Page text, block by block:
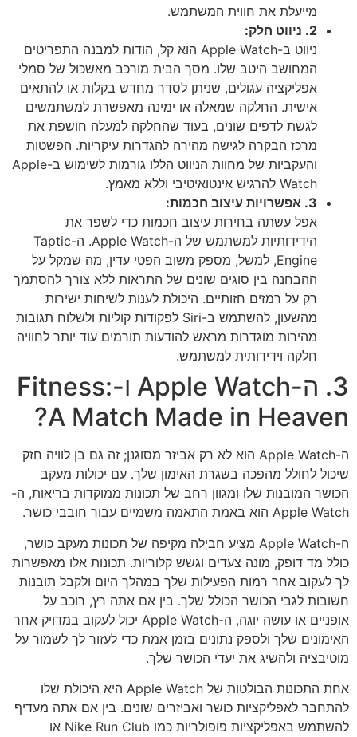
מייעלת את חווית המשתמש.
2. ניווט חלק:
ניווט ב-Apple Watch הוא קל, הודות למבנה התפריטים
המחושב היטב שלו. מסך הבית מורכב מאשכול של סמלי
אפליקציה עגולים, שניתן לסדר מחדש בקלות או להתאים
אישית. החלקה שמאלה או ימינה מאפשרת למשתמשים
לגשת לדפים שונים, בעוד שהחלקה למעלה חושפת את
מרכז הבקרה לגישה מהירה להגדרות עיקריות. הפשטות
והעקביות של מחוות הניווט הללו גורמות לשימוש ב-Apple
Watch להרגיש אינטואיטיבי וללא מאמץ.
3. אפשרויות עיצוב חכמות:
אפל עשתה בחירות עיצוב חכמות כדי לשפר את
הידידותיות למשתמש של ה-Apple Watch. ה-Taptic
Engine, למשל, מספק משוב הפטי עדין, מה שמקל על
ההבחנה בין סוגים שונים של התראות ללא צורך להסתמך
רק על רמזים חזותיים. היכולת לענות לשיחות ישירות
מהשעון, להשתמש ב-Siri לפקודות קוליות ולשלוח תגובות
מהירות מוגדרות מראש להודעות תורמים עוד יותר לחוויה
חלקה וידידותית למשתמש.
3. ה-Apple Watch ו-Fitness:
A Match Made in Heaven?
ה-Apple Watch הוא לא רק אביזר מסוגנן; זה גם בן לוויה חזק
שיכול לחולל מהפכה בשגרת האימון שלך. עם יכולות מעקב
הכושר המובנות שלו ומגוון רחב של תכונות ממוקדות בריאות, ה-
Apple Watch הוא באמת התאמה משמיים עבור חובבי כושר.
ה-Apple Watch מציע חבילה מקיפה של תכונות מעקב כושר,
כולל מד דופק, מונה צעדים וגשש קלוריות. תכונות אלו מאפשרות
לך לעקוב אחר רמות הפעילות שלך במהלך היום ולקבל תובנות
חשובות לגבי הכושר הכולל שלך. בין אם אתה רץ, רוכב על
אופניים או עושה יוגה, ה-Apple Watch יכול לעקוב במדויק אחר
האימונים שלך ולספק נתונים בזמן אמת כדי לעזור לך לשמור על
מוטיבציה ולהשיג את יעדי הכושר שלך.
אחת התכונות הבולטות של Apple Watch היא היכולת שלו
להתחבר לאפליקציות כושר ואביזרים שונים. בין אם אתה מעדיף
להשתמש באפליקציות פופולריות כמו Nike Run Club או